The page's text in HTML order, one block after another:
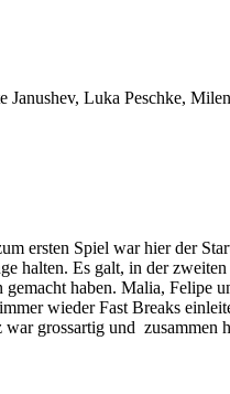
Luka Peschke,
ersten Spiel war hier der
halten. Es galt, in der
haben. Malia, Felipe
wieder Fast Breaks
grossartig und zusammen